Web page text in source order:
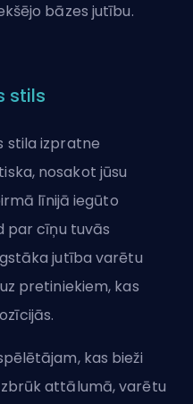
bāzes jutību.
stils
stila izpratne
nosakot jūsu
līnijā iegūto
par cīņu tuvās
jutība varētu
pretiniekiem, kas
kas bieži
attālumā, varētu